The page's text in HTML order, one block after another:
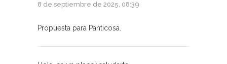
8 de septiembre de 2025, 08:39
Propuesta para Panticosa.